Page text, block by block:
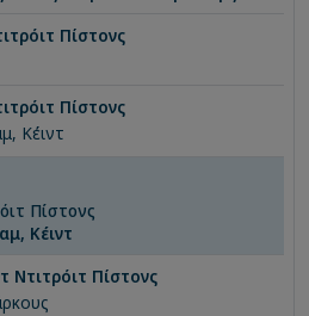
Πίστονς
Πίστονς
Κέιντ
Πίστονς
Κέιντ
Ντιτρόιτ Πίστονς